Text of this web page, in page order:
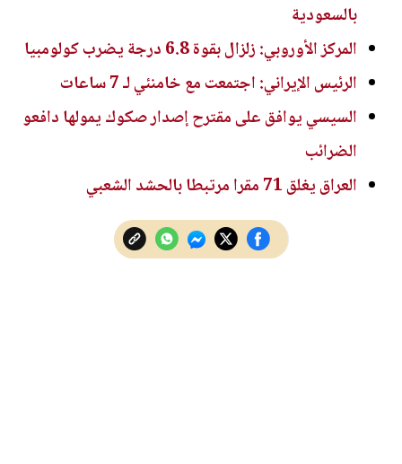
بالسعودية
المركز الأوروبي: زلزال بقوة 6.8 درجة يضرب كولومبيا
الرئيس الإيراني: اجتمعت مع خامنئي لـ 7 ساعات
السيسي يوافق على مقترح إصدار صكوك يمولها دافعو
الضرائب
العراق يغلق 71 مقرا مرتبطا بالحشد الشعبي